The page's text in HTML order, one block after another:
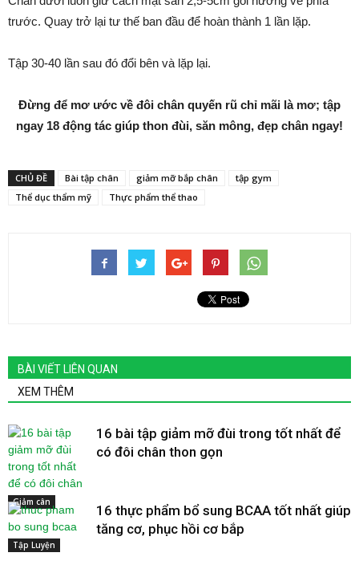
trước. Quay trở lại tư thế ban đầu để hoàn thành 1 lần lặp.
Tập 30-40 lần sau đó đổi bên và lặp lại.
Đừng để mơ ước về đôi chân quyến rũ chỉ mãi là mơ; tập
ngay 18 động tác giúp thon đùi, săn mông, đẹp chân ngay!
CHỦ ĐỀ Bài tập chân giảm mỡ bắp chân
tập gym
Thể dục thẩm mỹ
Thực phẩm thể thao
BÀI VIẾT LIÊN QUAN
XEM THÊM
Giảm cân
16 bài tập giảm mỡ đùi trong tốt nhất để
có đôi chân thon gọn
Tập Luyện
16 thực phẩm bổ sung BCAA tốt nhất giúp
tăng cơ, phục hồi cơ bắp